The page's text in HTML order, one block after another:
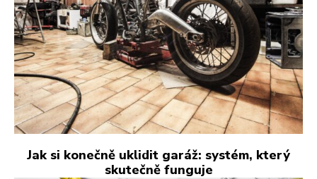
Jak si konečně uklidit garáž: systém, který
skutečně funguje